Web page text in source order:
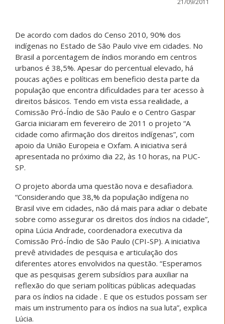
De acordo com dados do Censo 2010, 90% dos
indígenas no Estado de São Paulo vive em cidades. No
Brasil a porcentagem de índios morando em centros
urbanos é 38,5%. Apesar do percentual elevado, há
poucas ações e políticas em beneficio desta parte da
população que encontra dificuldades para ter acesso à
direitos básicos. Tendo em vista essa realidade, a
Comissão Pró-Índio de São Paulo e o Centro Gaspar
Garcia iniciaram em fevereiro de 2011 o projeto “A
cidade como afirmação dos direitos indígenas”, com
apoio da União Europeia e Oxfam. A iniciativa será
apresentada no próximo dia 22, às 10 horas, na PUC-
SP.
O projeto aborda uma questão nova e desafiadora.
“Considerando que 38,% da população indígena no
Brasil vive em cidades, não dá mais para adiar o debate
sobre como assegurar os direitos dos índios na cidade”,
opina Lúcia Andrade, coordenadora executiva da
Comissão Pró-Índio de São Paulo (CPI-SP). A iniciativa
prevê atividades de pesquisa e articulação dos
diferentes atores envolvidos na questão. “Esperamos
que as pesquisas gerem subsídios para auxiliar na
reflexão do que seriam políticas públicas adequadas
para os índios na cidade . E que os estudos possam ser
mais um instrumento para os índios na sua luta”, explica
Lúcia.